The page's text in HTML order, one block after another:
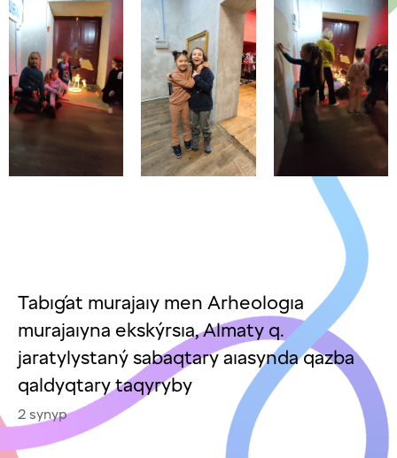
Tabıǵat murajaıy men Arheologıa
murajaıyna ekskýrsıa, Almaty q.
jaratylystaný sabaqtary aıasynda qazba
qaldyqtary taqyryby
2 synyp